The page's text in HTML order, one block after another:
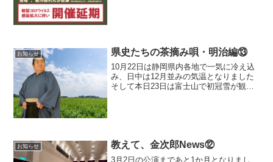
お知らせ 県史たちの茶摘み唄・明治編⑬
10月22日は静岡県内各地で一気に冷え込
み、日中は12月並みの気温となりました
そして本日23日は富士山で初冠雪が観測
お知らせ 教えて、金次郎News⑫
3月2日の公演まであと1か月となりまし